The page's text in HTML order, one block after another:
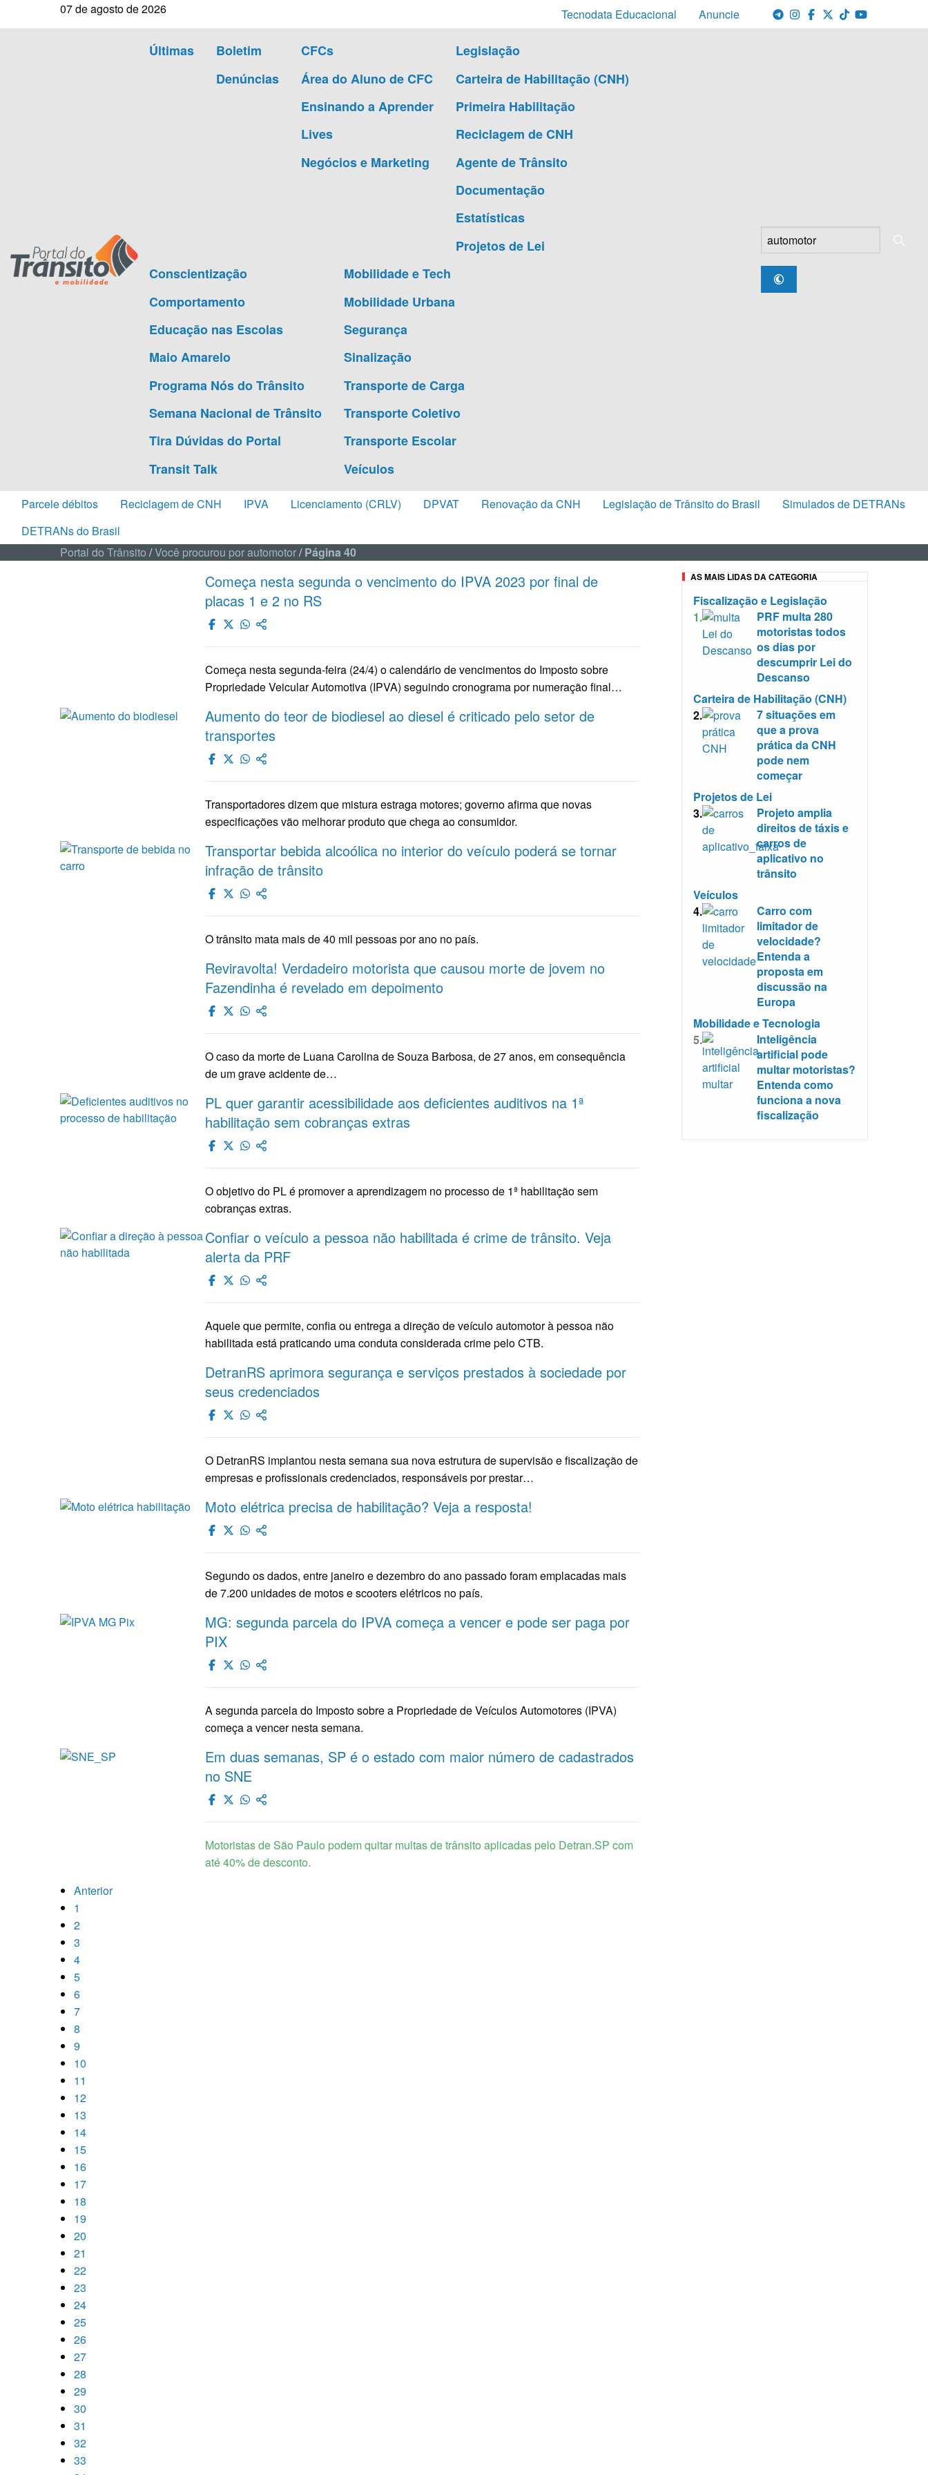
07 de agosto de 2026 Tecnodata Educacional Anuncie
Últimas
Boletim
Denúncias
CFCs
Área do Aluno de CFC
Ensinando a Aprender
Lives
Negócios e Marketing
Legislação
Carteira de Habilitação (CNH)
Primeira Habilitação
Reciclagem de CNH
Agente de Trânsito
Documentação
Estatísticas
Projetos de Lei
Conscientização
Comportamento
Educação nas Escolas
Maio Amarelo
Programa Nós do Trânsito
Semana Nacional de Trânsito
Tira Dúvidas do Portal
Transit Talk
Mobilidade e Tech
Mobilidade Urbana
Segurança
Sinalização
Transporte de Carga
Transporte Coletivo
Transporte Escolar
Veículos
Parcele débitos Reciclagem de CNH IPVA Licenciamento (CRLV) DPVAT Renovação da CNH Legislação de Trânsito do Brasil
Simulados de DETRANs
DETRANs do Brasil
Portal do Trânsito /Você procurou por automotor/Página 40
Começa nesta segunda o vencimento do IPVA 2023 por final de
placas 1 e 2 no RS
Começa nesta segunda-feira (24/4) o calendário de vencimentos do Imposto sobre
Propriedade Veicular Automotiva (IPVA) seguindo cronograma por numeração final…
Aumento do teor de biodiesel ao diesel é criticado pelo setor de
transportes
Transportadores dizem que mistura estraga motores; governo afirma que novas
especificações vão melhorar produto que chega ao consumidor.
Transportar bebida alcoólica no interior do veículo poderá se tornar
infração de trânsito
O trânsito mata mais de 40 mil pessoas por ano no país.
Reviravolta! Verdadeiro motorista que causou morte de jovem no
Fazendinha é revelado em depoimento
O caso da morte de Luana Carolina de Souza Barbosa, de 27 anos, em consequência
de um grave acidente de…
PL quer garantir acessibilidade aos deficientes auditivos na 1ª
habilitação sem cobranças extras
O objetivo do PL é promover a aprendizagem no processo de 1ª habilitação sem
cobranças extras.
Confiar o veículo a pessoa não habilitada é crime de trânsito. Veja
alerta da PRF
Aquele que permite, confia ou entrega a direção de veículo automotor à pessoa não
habilitada está praticando uma conduta considerada crime pelo CTB.
DetranRS aprimora segurança e serviços prestados à sociedade por
seus credenciados
O DetranRS implantou nesta semana sua nova estrutura de supervisão e fiscalização de
empresas e profissionais credenciados, responsáveis por prestar…
Moto elétrica precisa de habilitação? Veja a resposta!
Segundo os dados, entre janeiro e dezembro do ano passado foram emplacadas mais
de 7.200 unidades de motos e scooters elétricos no país.
MG: segunda parcela do IPVA começa a vencer e pode ser paga por
PIX
A segunda parcela do Imposto sobre a Propriedade de Veículos Automotores (IPVA)
começa a vencer nesta semana.
Em duas semanas, SP é o estado com maior número de cadastrados
no SNE
Motoristas de São Paulo podem quitar multas de trânsito aplicadas pelo Detran.SP com
até 40% de desconto.
Anterior
1
2
3
4
5
6
7
8
9
10
11
12
13
14
15
16
17
18
19
20
21
22
23
24
25
26
27
28
29
30
31
32
33
AS MAIS LIDAS DA CATEGORIA
Fiscalização e Legislação
1.
PRF multa 280
motoristas todos
os dias por
descumprir Lei do
Descanso
Carteira de Habilitação (CNH)
2.
7 situações em
que a prova
prática da CNH
pode nem
começar
Projetos de Lei
3.
Projeto amplia
direitos de táxis e
carros de
aplicativo no
trânsito
Veículos
4.
Carro com
limitador de
velocidade?
Entenda a
proposta em
discussão na
Europa
Mobilidade e Tecnologia
5.
Inteligência
artificial pode
multar motoristas?
Entenda como
funciona a nova
fiscalização